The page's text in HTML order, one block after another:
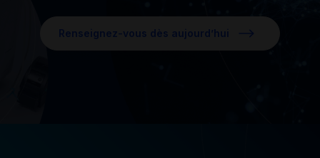
Renseignez-vous dès aujourd’hui